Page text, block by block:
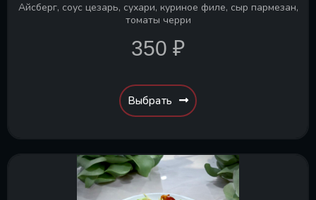
Айсберг, соус цезарь, сухари, куриное филе, сыр пармезан,
томаты черри
350 ₽
Выбрать